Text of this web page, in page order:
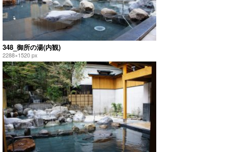
348_御所の湯(内観)
2288×1520 px